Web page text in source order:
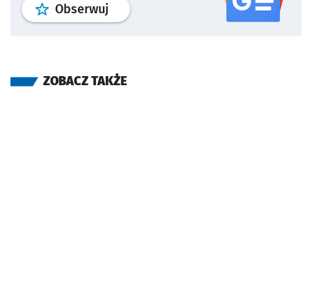
Obserwuj profil serwisu
ZOBACZ TAKŻE